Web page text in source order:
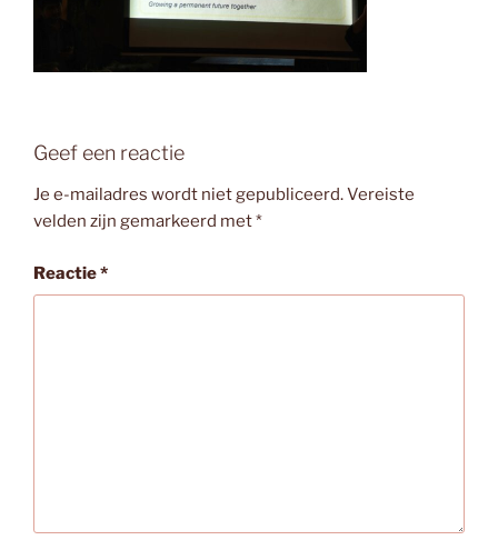
Geef een reactie
Je e-mailadres wordt niet gepubliceerd.Vereiste
velden zijn gemarkeerd met*
Reactie*